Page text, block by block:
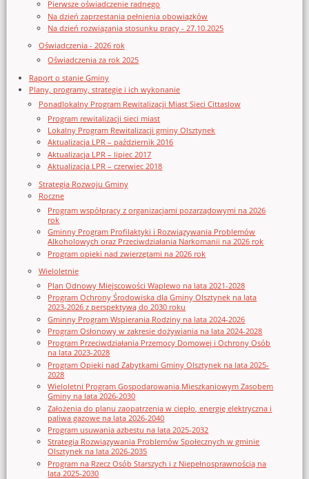
Pierwsze oświadczenie radnego
Na dzień zaprzestania pełnienia obowiązków
Na dzień rozwiązania stosunku pracy - 27.10.2025
Oświadczenia - 2026 rok
Oświadczenia za rok 2025
Raport o stanie Gminy
Plany, programy, strategie i ich wykonanie
Ponadlokalny Program Rewitalizacji Miast Sieci Cittaslow
Program rewitalizacji sieci miast
Lokalny Program Rewitalizacji gminy Olsztynek
Aktualizacja LPR – październik 2016
Aktualizacja LPR – lipiec 2017
Aktualizacja LPR – czerwiec 2018
Strategia Rozwoju Gminy
Roczne
Program współpracy z organizacjami pozarządowymi na 2026
rok
Gminny Program Profilaktyki i Rozwiązywania Problemów
Alkoholowych oraz Przeciwdziałania Narkomanii na 2026 rok
Program opieki nad zwierzętami na 2026 rok
Wieloletnie
Plan Odnowy Miejscowości Waplewo na lata 2021-2028
Program Ochrony Środowiska dla Gminy Olsztynek na lata
2023-2026 z perspektywą do 2030 roku
Gminny Program Wspierania Rodziny na lata 2024-2026
Program Osłonowy w zakresie dożywiania na lata 2024-2028
Program Przeciwdziałania Przemocy Domowej i Ochrony Osób
na lata 2023-2028
Program Opieki nad Zabytkami Gminy Olsztynek na lata 2025-
2028
Wieloletni Program Gospodarowania Mieszkaniowym Zasobem
Gminy na lata 2026-2030
Założenia do planu zaopatrzenia w ciepło, energię elektryczna i
paliwa gazowe na lata 2026-2040
Program usuwania azbestu na lata 2025-2032
Strategia Rozwiązywania Problemów Społecznych w gminie
Olsztynek na lata 2026-2035
Program na Rzecz Osób Starszych i z Niepełnosprawnością na
lata 2025-2030